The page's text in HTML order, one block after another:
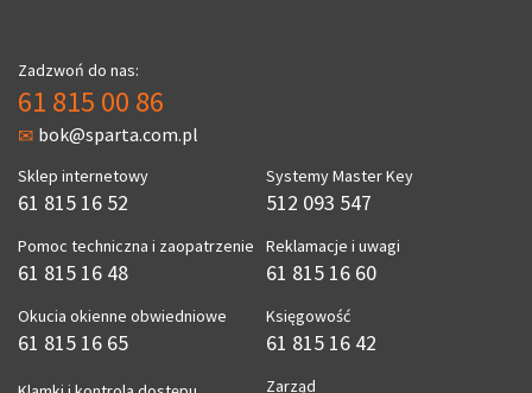
Zadzwoń do nas:
61 815 00 86
bok@sparta.com.pl
Sklep internetowy
61 815 16 52
Pomoc techniczna i zaopatrzenie
61 815 16 48
Okucia okienne obwiedniowe
61 815 16 65
Systemy Master Key
512 093 547
Reklamacje i uwagi
61 815 16 60
Księgowość
61 815 16 42
Zarząd